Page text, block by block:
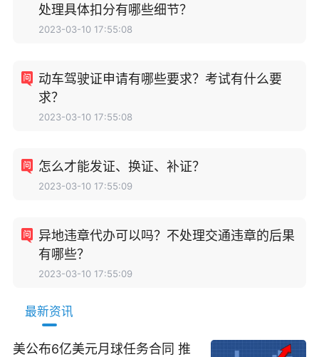
处理具体扣分有哪些细节？
2023-03-10 17:55:08
动车驾驶证申请有哪些要求？考试有什么要
求？
2023-03-10 17:55:08
怎么才能发证、换证、补证？
2023-03-10 17:55:09
异地违章代办可以吗？不处理交通违章的后果
有哪些？
2023-03-10 17:55:09
最新资讯
美公布6亿美元月球任务合同 推